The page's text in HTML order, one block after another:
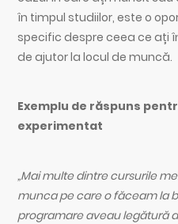
în timpul studiilor, este o
specific despre ceea ce ați
de ajutor la locul de muncă.
Exemplu de răspuns
experimentat
„Mai multe dintre cursurile
munca pe care o făceam la
programare aveau legătură